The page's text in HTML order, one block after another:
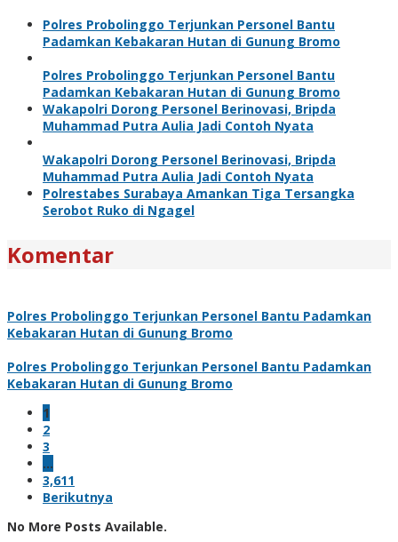
Polres Probolinggo Terjunkan Personel Bantu
Padamkan Kebakaran Hutan di Gunung Bromo
Polres Probolinggo Terjunkan Personel Bantu
Padamkan Kebakaran Hutan di Gunung Bromo
Wakapolri Dorong Personel Berinovasi, Bripda
Muhammad Putra Aulia Jadi Contoh Nyata
Wakapolri Dorong Personel Berinovasi, Bripda
Muhammad Putra Aulia Jadi Contoh Nyata
Polrestabes Surabaya Amankan Tiga Tersangka
Serobot Ruko di Ngagel
Komentar
Polres Probolinggo Terjunkan Personel Bantu Padamkan
Kebakaran Hutan di Gunung Bromo
Polres Probolinggo Terjunkan Personel Bantu Padamkan
Kebakaran Hutan di Gunung Bromo
1
2
3
…
3,611
Berikutnya
No More Posts Available.